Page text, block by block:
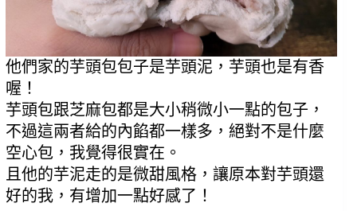
他們家的芋頭包包子是芋頭泥，芋頭也是有香
喔！
芋頭包跟芝麻包都是大小稍微小一點的包子，
不過這兩者給的內餡都一樣多，絕對不是什麼
空心包，我覺得很實在。
且他的芋泥走的是微甜風格，讓原本對芋頭還
好的我，有增加一點好感了！